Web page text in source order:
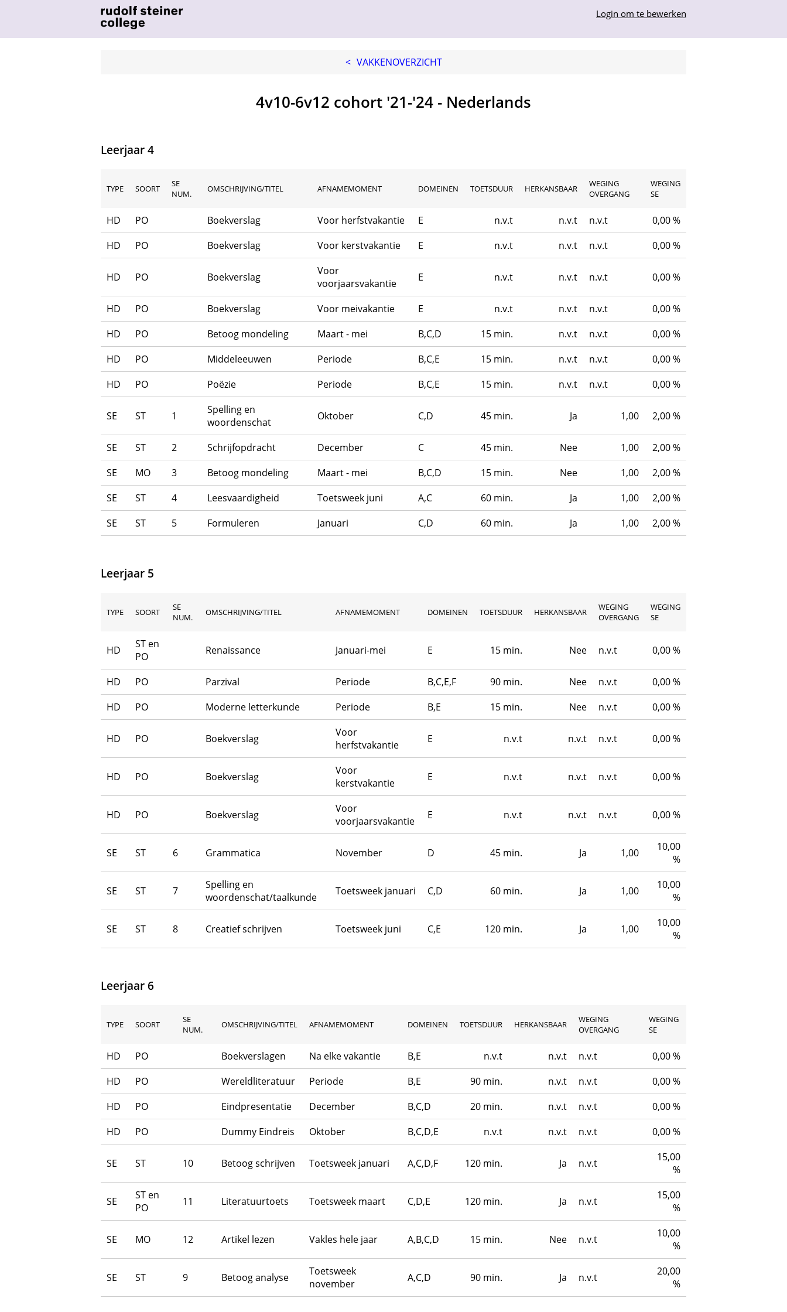
Login om te bewerken
< VAKKENOVERZICHT
4v10-6v12 cohort '21-'24 - Nederlands
Leerjaar 4
TYPE SOORT
SE
NUM.
OMSCHRIJVING/TITEL AFNAMEMOMENT DOMEINEN TOETSDUUR HERKANSBAAR
WEGING
OVERGANG
WEGING
SE
HD PO Boekverslag Voor herfstvakantie E n.v.t n.v.t n.v.t
0,00 %
HD
PO Boekverslag Voor kerstvakantie E n.v.t n.v.t n.v.t 0,00 %
HD PO Boekverslag
Voor
voorjaarsvakantie
E n.v.t n.v.t n.v.t 0,00 %
HD PO Boekverslag Voor meivakantie E n.v.t n.v.t n.v.t
0,00 %
HD
PO Betoog mondeling Maart - mei B,C,D 15 min. n.v.t n.v.t
0,00 %
HD
PO Middeleeuwen Periode B,C,E 15 min. n.v.t n.v.t
0,00 %
HD
PO Poëzie Periode B,C,E 15 min. n.v.t n.v.t 0,00 %
SE ST 1
Spelling en
woordenschat
Oktober C,D 45 min. Ja 1,00 2,00 %
SE ST 2 Schrijfopdracht December C 45 min. Nee 1,00
2,00 %
SE
MO 3 Betoog mondeling Maart - mei B,C,D 15 min. Nee 1,00
2,00 %
SE
ST 4 Leesvaardigheid Toetsweek juni A,C 60 min. Ja 1,00
2,00 %
SE
ST 5 Formuleren Januari C,D 60 min. Ja 1,00 2,00 %
Leerjaar 5
TYPE SOORT
SE
NUM.
OMSCHRIJVING/TITEL AFNAMEMOMENT DOMEINEN TOETSDUUR HERKANSBAAR
WEGING
OVERGANG
WEGING
SE
HD
ST en
PO
Renaissance Januari-mei E 15 min. Nee n.v.t 0,00 %
HD PO Parzival Periode B,C,E,F 90 min. Nee n.v.t
0,00 %
HD
PO Moderne letterkunde Periode B,E 15 min. Nee n.v.t 0,00 %
HD PO Boekverslag
Voor
herfstvakantie
E n.v.t n.v.t n.v.t 0,00 %
HD PO Boekverslag
Voor
kerstvakantie
E n.v.t n.v.t n.v.t 0,00 %
HD PO Boekverslag
Voor
voorjaarsvakantie
E n.v.t n.v.t n.v.t 0,00 %
SE ST 6 Grammatica November D 45 min. Ja 1,00
10,00
%
SE ST 7
Spelling en
woordenschat/taalkunde
Toetsweek januari C,D 60 min. Ja 1,00
10,00
%
SE ST 8 Creatief schrijven Toetsweek juni C,E 120 min. Ja 1,00
10,00
%
Leerjaar 6
TYPE SOORT
SE
NUM.
OMSCHRIJVING/TITEL AFNAMEMOMENT DOMEINEN TOETSDUUR HERKANSBAAR
WEGING
OVERGANG
WEGING
SE
HD PO Boekverslagen Na elke vakantie B,E n.v.t n.v.t n.v.t
0,00 %
HD
PO Wereldliteratuur Periode B,E 90 min. n.v.t n.v.t
0,00 %
HD
PO Eindpresentatie December B,C,D 20 min. n.v.t n.v.t
0,00 %
HD
PO Dummy Eindreis Oktober B,C,D,E n.v.t n.v.t n.v.t 0,00 %
SE ST 10 Betoog schrijven Toetsweek januari A,C,D,F 120 min. Ja n.v.t
15,00
%
SE
ST en
PO
11 Literatuurtoets Toetsweek maart C,D,E 120 min. Ja n.v.t
15,00
%
SE MO 12 Artikel lezen Vakles hele jaar A,B,C,D 15 min. Nee n.v.t
10,00
%
SE ST 9 Betoog analyse
Toetsweek
november
A,C,D 90 min. Ja n.v.t
20,00
%